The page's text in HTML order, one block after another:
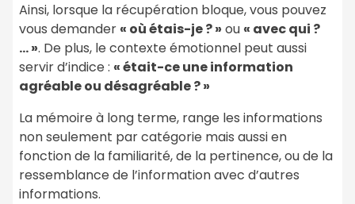
Ainsi, lorsque la récupération bloque, vous pouvez
vous demander « où étais-je ? » ou « avec qui ?
… ». De plus, le contexte émotionnel peut aussi
servir d’indice : « était-ce une information
agréable ou désagréable ? »
La mémoire à long terme, range les informations
non seulement par catégorie mais aussi en
fonction de la familiarité, de la pertinence, ou de la
ressemblance de l’information avec d’autres
informations.